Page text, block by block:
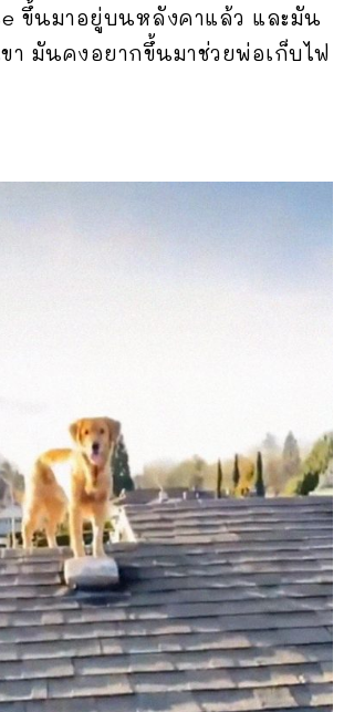
ขึ้นมาอยู่บนหลังคาแล้ว และมัน
า มันคงอยากขึ้นมาช่วยพ่อเก็บไฟ